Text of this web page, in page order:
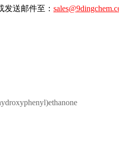
送邮件至：